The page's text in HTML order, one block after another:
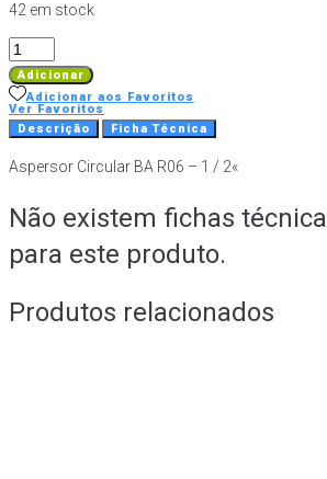
42 em stock
Quantidade
de
Aspersor
Circular
R06
1
2«
Adicionar
Adicionar aos Favoritos
Ver Favoritos
Descrição
Ficha Técnica
Aspersor Circular BA R06 – 1 / 2«
Não existem fichas
para este produto.
Produtos relacionados